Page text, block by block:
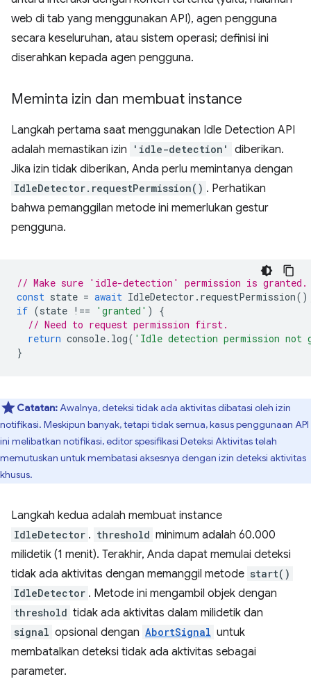
web di tab yang menggunakan API), agen pengguna
secara keseluruhan, atau sistem operasi; definisi ini
diserahkan kepada agen pengguna.
Meminta izin dan membuat instance
Langkah pertama saat menggunakan Idle Detection API
adalah memastikan izin
'idle-detection'
diberikan.
Jika izin tidak diberikan, Anda perlu memintanya dengan
IdleDetector.requestPermission() . Perhatikan
bahwa pemanggilan metode ini memerlukan gestur
pengguna.
// Make sure 'idle-detection' permission is granted.
const state = await IdleDetector . requestPermission
if (state !== 'granted' )
{
// Need to request permission first.
return console. log( 'Idle detection permission not
}
Catatan:Awalnya, deteksi tidak ada aktivitas dibatasi oleh izin
notifikasi. Meskipun banyak, tetapi tidak semua, kasus penggunaan API
ini melibatkan notifikasi, editor spesifikasi Deteksi Aktivitas telah
memutuskan untuk membatasi aksesnya dengan izin deteksi aktivitas
khusus.
Langkah kedua adalah membuat instance
IdleDetector . threshold minimum adalah 60.000
milidetik (1 menit). Terakhir, Anda dapat memulai deteksi
tidak ada aktivitas dengan memanggil metode start()
IdleDetector . Metode ini mengambil objek dengan
threshold tidak ada aktivitas dalam milidetik dan
signal opsional dengan AbortSignal untuk
membatalkan deteksi tidak ada aktivitas sebagai
parameter.